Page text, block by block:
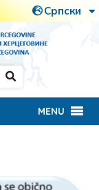
MENU